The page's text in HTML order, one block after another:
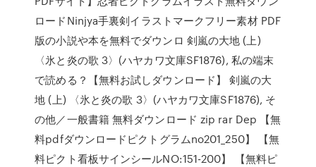
ロードNinjya手裏剣イラストマークフリー素材 PDF
版の小説や本を無料でダウンロ 剣嵐の大地 (上)
〈氷と炎の歌 3〉(ハヤカワ文庫SF1876), 私の端末
で読める？【無料お試しダウンロード】 剣嵐の大
地 (上) 〈氷と炎の歌 3〉(ハヤカワ文庫SF1876), そ
の他／一般書籍 無料ダウンロード zip rar Dep 【無
料pdfダウンロードピクトグラムno201_250】 【無
料ピクト看板サインシールNO:151-200】 【無料ピ